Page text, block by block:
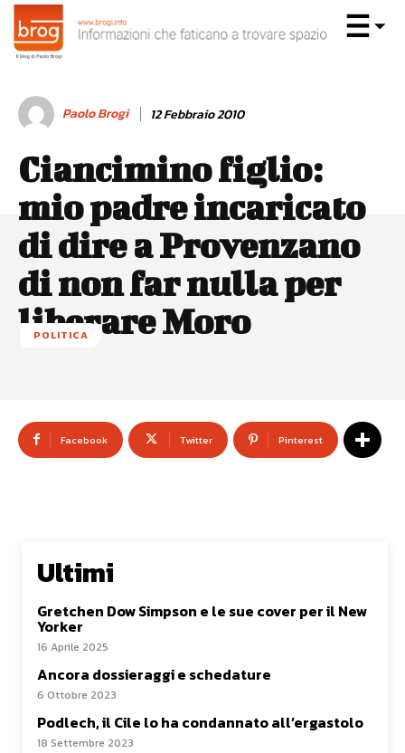
Paolo Brogi 12 Febbraio 2010
Ciancimino figlio:
mio padre incaricato
di dire a Provenzano
di non far nulla per
liberare Moro
POLITICA
Facebook Twitter Pinterest
Ultimi
Gretchen Dow Simpson e le sue cover per il New
Yorker
16 Aprile 2025
Ancora dossieraggi e schedature
6 Ottobre 2023
Podlech, il Cile lo ha condannato all’ergastolo
18 Settembre 2023